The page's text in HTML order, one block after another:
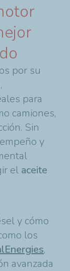
por su
para
camiones,
Sin
y
el aceite
y cómo
los
,
avanzada